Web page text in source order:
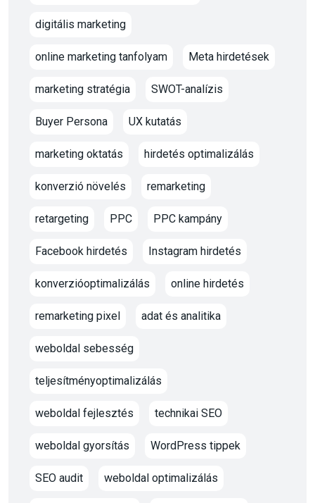
digitális marketing
online marketing tanfolyam Meta hirdetések
marketing stratégia SWOT-analízis
Buyer Persona UX kutatás
marketing oktatás hirdetés optimalizálás
konverzió növelés remarketing
retargeting PPC PPC kampány
Facebook hirdetés Instagram hirdetés
konverzióoptimalizálás online hirdetés
remarketing pixel adat és analitika
weboldal sebesség
teljesítményoptimalizálás
weboldal fejlesztés technikai SEO
weboldal gyorsítás WordPress tippek
SEO audit weboldal optimalizálás